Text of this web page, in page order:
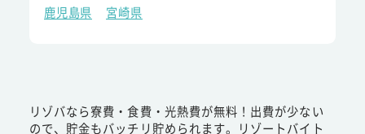
鹿児島県
宮崎県
リゾバなら寮費・食費・光熱費が無料！出費が少ない
ので、貯金もバッチリ貯められます。リゾートバイト